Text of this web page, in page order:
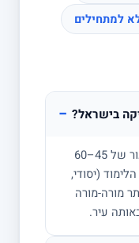
למתחילים
בישראל? −
בדרך כלל בין 100 ל-180 ₪ לשיעור של 45–60
(יסודי,
מורה-מורה
עיר.